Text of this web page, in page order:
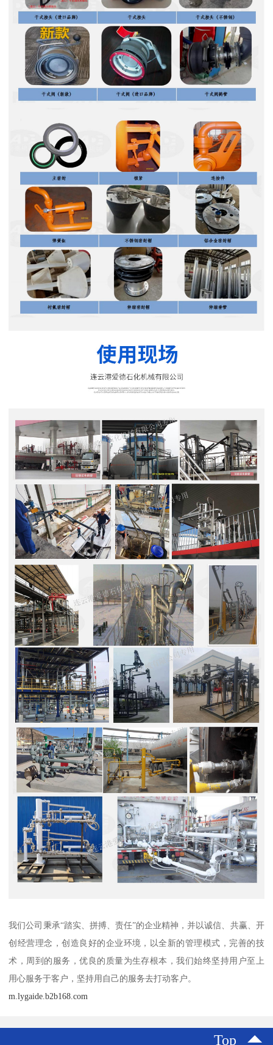
我们公司秉承“踏实、拼搏、责任”的企业精神，并以诚信、共赢、开
创经营理念，创造良好的企业环境，以全新的管理模式，完善的技
术，周到的服务，优良的质量为生存根本，我们始终坚持用户至上
用心服务于客户，坚持用自己的服务去打动客户。
m.lygaide.b2b168.com
Top